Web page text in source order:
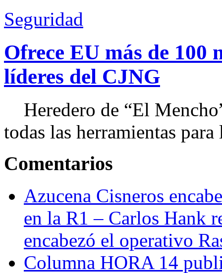
Seguridad
Ofrece EU más de 100
líderes del CJNG
Heredero de “El
todas las herramientas
Comentarios
Azucena Cisneros
en la R1 – Carlos Hank
encabezó el operativo
Columna HORA 14